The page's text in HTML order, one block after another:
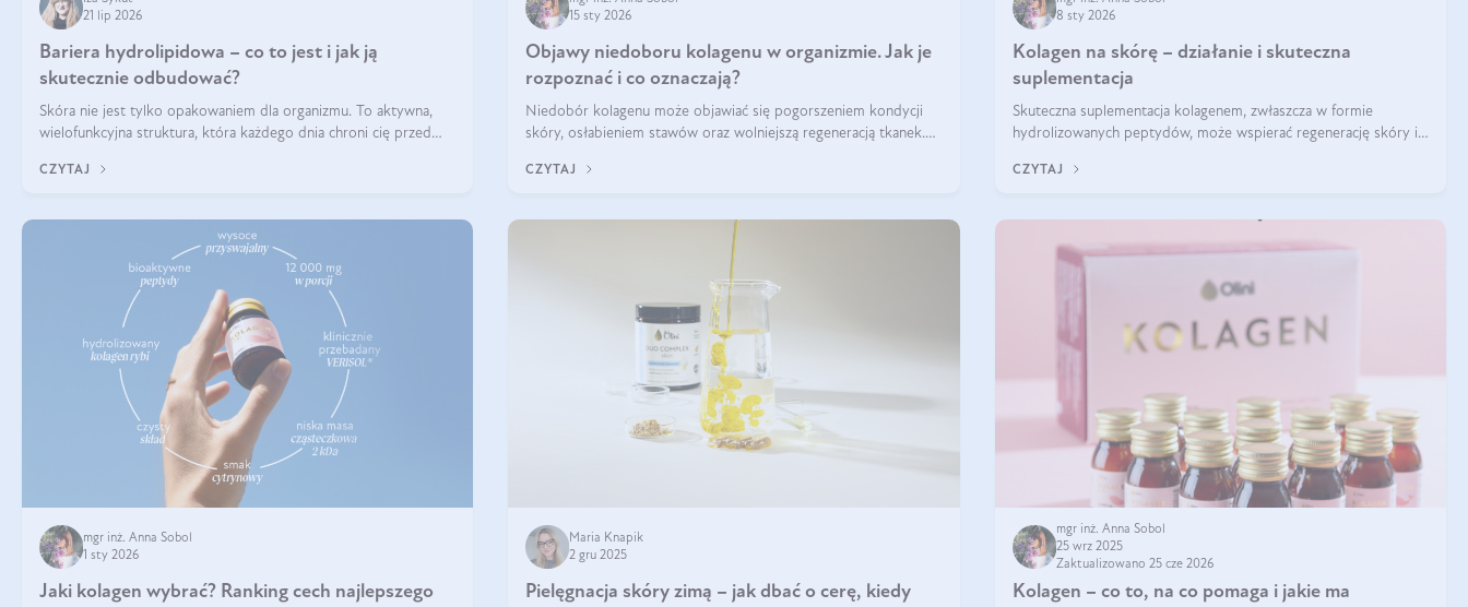
21 lip 2026
Bariera hydrolipidowa – co to jest i jak ją
skutecznie odbudować?
Skóra nie jest tylko opakowaniem dla organizmu. To aktywna,
wielofunkcyjna struktura, która każdego dnia chroni cię przed
środowiskowymi. Jednym z jej kluczowych elementów jest
CZYTAJ
15 sty 2026
Objawy niedoboru kolagenu w organizmie. Jak je
rozpoznać i co oznaczają?
Niedobór kolagenu może objawiać się pogorszeniem kondycji
skóry, osłabieniem stawów oraz wolniejszą regeneracją tkanek.
skóry, bóle stawów, łamliwość paznokci oraz osłabienie włosów.
CZYTAJ
8 sty 2026
Kolagen na skórę – działanie i skuteczna
suplementacja
Skuteczna suplementacja kolagenem, zwłaszcza w formie
hydrolizowanych peptydów, może wspierać regenerację skóry i
regularnością stosowania.
CZYTAJ
mgr inż. Anna Sobol
1 sty 2026
Jaki kolagen wybrać? Ranking cech najlepszego
Maria Knapik
2 gru 2025
Pielęgnacja skóry zimą – jak dbać o cerę, kiedy
mgr inż. Anna Sobol
25 wrz 2025
Zaktualizowano 25 cze 2026
Kolagen – co to, na co pomaga i jakie ma